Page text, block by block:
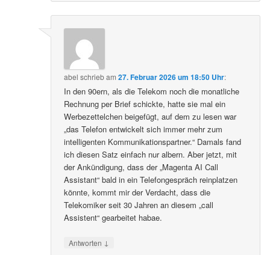
abel schriebam27. Februar 2026 um 18:50 Uhr:
In den 90ern, als die Telekom noch die monatliche
Rechnung per Brief schickte, hatte sie mal ein
Werbezettelchen beigefügt, auf dem zu lesen war
„das Telefon entwickelt sich immer mehr zum
intelligenten Kommunikationspartner.“ Damals fand
ich diesen Satz einfach nur albern. Aber jetzt, mit
der Ankündigung, dass der „Magenta AI Call
Assistant“ bald in ein Telefongespräch reinplatzen
könnte, kommt mir der Verdacht, dass die
Telekomiker seit 30 Jahren an diesem „call
Assistent“ gearbeitet habae.
Antworten ↓